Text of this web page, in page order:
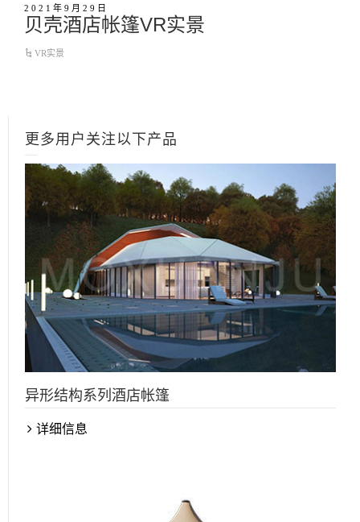
2021年9月29日
贝壳酒店帐篷VR实景
VR实景
更多用户关注以下产品
异形结构系列酒店帐篷
详细信息